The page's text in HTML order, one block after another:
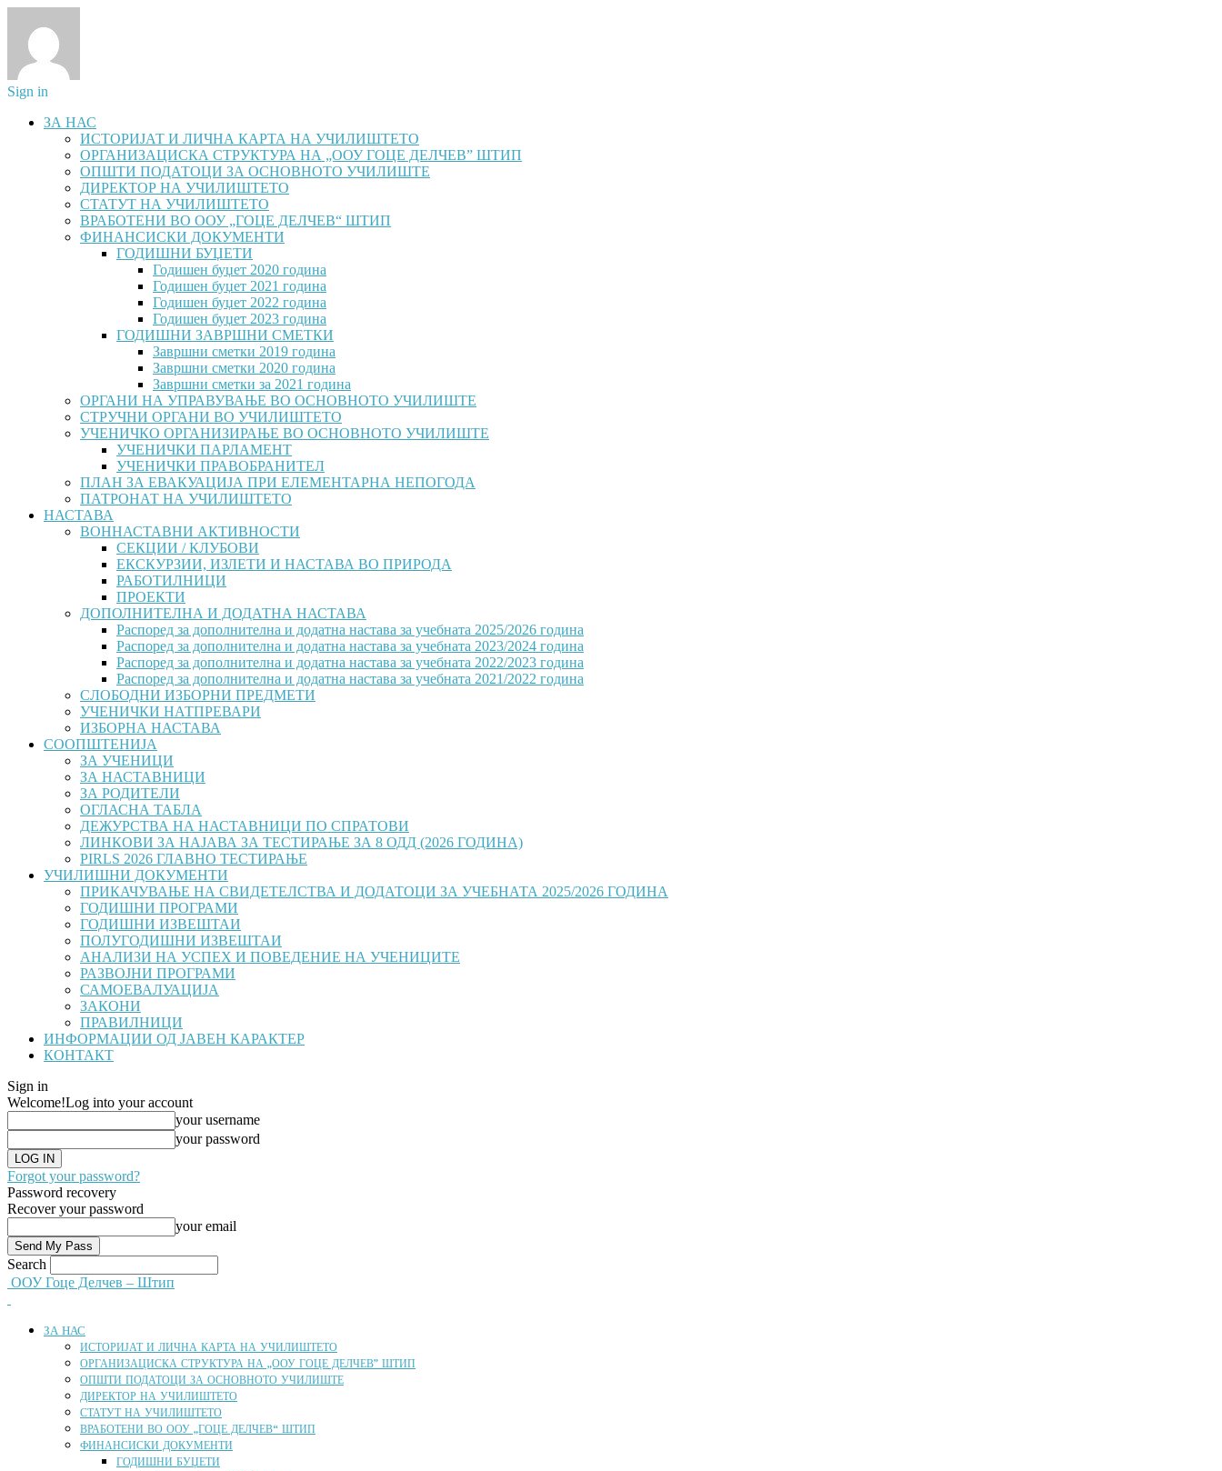
Sign in
ЗА НАС
ИСТОРИЈАТ И ЛИЧНА КАРТА НА УЧИЛИШТЕТО
ОРГАНИЗАЦИСКА СТРУКТУРА НА „ООУ ГОЦЕ ДЕЛЧЕВ” ШТИП
ОПШТИ ПОДАТОЦИ ЗА ОСНОВНОТО УЧИЛИШТЕ
ДИРЕКТОР НА УЧИЛИШТЕТО
СТАТУТ НА УЧИЛИШТЕТО
ВРАБОТЕНИ ВО ООУ „ГОЦЕ ДЕЛЧЕВ“ ШТИП
ФИНАНСИСКИ ДОКУМЕНТИ
ГОДИШНИ БУЏЕТИ
Годишен буџет 2020 година
Годишен буџет 2021 година
Годишен буџет 2022 година
Годишен буџет 2023 година
ГОДИШНИ ЗАВРШНИ СМЕТКИ
Завршни сметки 2019 година
Завршни сметки 2020 година
Завршни сметки за 2021 година
ОРГАНИ НА УПРАВУВАЊЕ ВО ОСНОВНОТО УЧИЛИШТЕ
СТРУЧНИ ОРГАНИ ВО УЧИЛИШТЕТО
УЧЕНИЧКО ОРГАНИЗИРАЊЕ ВО ОСНОВНОТО УЧИЛИШТЕ
УЧЕНИЧКИ ПАРЛАМЕНТ
УЧЕНИЧКИ ПРАВОБРАНИТЕЛ
ПЛАН ЗА ЕВАКУАЦИЈА ПРИ ЕЛЕМЕНТАРНА НЕПОГОДА
ПАТРОНАТ НА УЧИЛИШТЕТО
НАСТАВА
ВОННАСТАВНИ АКТИВНОСТИ
СЕКЦИИ / КЛУБОВИ
ЕКСКУРЗИИ, ИЗЛЕТИ И НАСТАВА ВО ПРИРОДА
РАБОТИЛНИЦИ
ПРОЕКТИ
ДОПОЛНИТЕЛНА И ДОДАТНА НАСТАВА
Распоред за дополнителна и додатна настава за учебната 2025/2026 година
Распоред за дополнителна и додатна настава за учебната 2023/2024 година
Распоред за дополнителна и додатна настава за учебната 2022/2023 година
Распоред за дополнителна и додатна настава за учебната 2021/2022 година
СЛОБОДНИ ИЗБОРНИ ПРЕДМЕТИ
УЧЕНИЧКИ НАТПРЕВАРИ
ИЗБОРНА НАСТАВА
СООПШТЕНИЈА
ЗА УЧЕНИЦИ
ЗА НАСТАВНИЦИ
ЗА РОДИТЕЛИ
ОГЛАСНА ТАБЛА
ДЕЖУРСТВА НА НАСТАВНИЦИ ПО СПРАТОВИ
ЛИНКОВИ ЗА НАЈАВА ЗА ТЕСТИРАЊЕ ЗА 8 ОДД (2026 ГОДИНА)
PIRLS 2026 ГЛАВНО ТЕСТИРАЊЕ
УЧИЛИШНИ ДОКУМЕНТИ
ПРИКАЧУВАЊЕ НА СВИДЕТЕЛСТВА И ДОДАТОЦИ ЗА УЧЕБНАТА 2025/2026 ГОДИНА
ГОДИШНИ ПРОГРАМИ
ГОДИШНИ ИЗВЕШТАИ
ПОЛУГОДИШНИ ИЗВЕШТАИ
АНАЛИЗИ НА УСПЕХ И ПОВЕДЕНИЕ НА УЧЕНИЦИТЕ
РАЗВОЈНИ ПРОГРАМИ
САМОЕВАЛУАЦИЈА
ЗАКОНИ
ПРАВИЛНИЦИ
ИНФОРМАЦИИ ОД ЈАВЕН КАРАКТЕР
КОНТАКТ
Sign in
Welcome!Log into your account
your username
your password
Forgot your password?
Password recovery
Recover your password
your email
Search
ООУ Гоце Делчев – Штип
ЗА НАС
ИСТОРИЈАТ И ЛИЧНА КАРТА НА УЧИЛИШТЕТО
ОРГАНИЗАЦИСКА СТРУКТУРА НА „ООУ ГОЦЕ ДЕЛЧЕВ” ШТИП
ОПШТИ ПОДАТОЦИ ЗА ОСНОВНОТО УЧИЛИШТЕ
ДИРЕКТОР НА УЧИЛИШТЕТО
СТАТУТ НА УЧИЛИШТЕТО
ВРАБОТЕНИ ВО ООУ „ГОЦЕ ДЕЛЧЕВ“ ШТИП
ФИНАНСИСКИ ДОКУМЕНТИ
ГОДИШНИ БУЏЕТИ